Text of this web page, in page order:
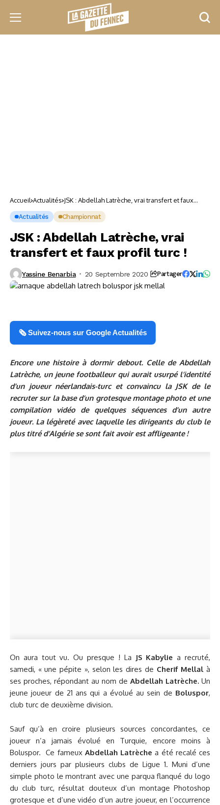
Accueil Actualités JSK : Abdellah Latrèche, vrai transfert et faux
Actualités Championnat
JSK : Abdellah Latrèche, vrai
transfert et faux profil turc !
Yassine Benarbia 20 Septembre 2020 Partager
🗞️ Suivez-nous sur Google Actualités
Encore une histoire à dormir debout. Celle de Abdellah
Latrèche, un jeune footballeur qui aurait usurpé l’identité
d’un joueur néerlandais-turc et convaincu la JSK de le
recruter sur la base d’un grotesque montage photo et une
compilation vidéo de quelques séquences d’un autre
joueur. La légèreté avec laquelle les dirigeants du club le
plus titré d’Algérie se sont fait avoir est affligeante !
On aura tout vu. Ou presque ! La JS Kabylie a recruté,
samedi, « une pépite », selon les dires de Cherif Mellal à
ses proches, répondant au nom de Abdellah Latrèche. Un
jeune joueur de 21 ans qui a évolué au sein de Boluspor,
club turc de deuxième division.
Sauf qu’à en croire plusieurs sources concordantes, ce
joueur n’a jamais évolué en Turquie, encore moins à
Boluspor. Ce fameux Abdellah Latrèche a été recalé ces
derniers jours par plusieurs clubs de Ligue 1. Muni d’une
simple photo le montrant avec une parqua flanqué du logo
du club turc, résultat douteux d’un montage Photoshop
grotesque et d’une vidéo d’un autre joueur, en l’occurrence